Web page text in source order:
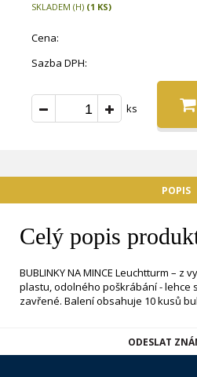
SKLADEM (H) (1 KS)
Cena:
Sazba DPH:
ks
POPIS
Celý popis
BUBLINKY NA MINCE Leuchtturm –
plastu, odolného poškrábání - lehce
zavřené. Balení obsahuje 10 kusů
ODESLAT